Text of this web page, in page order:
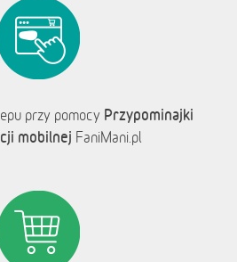
przy pomocy Przypominajki
mobilnej FaniMani.pl